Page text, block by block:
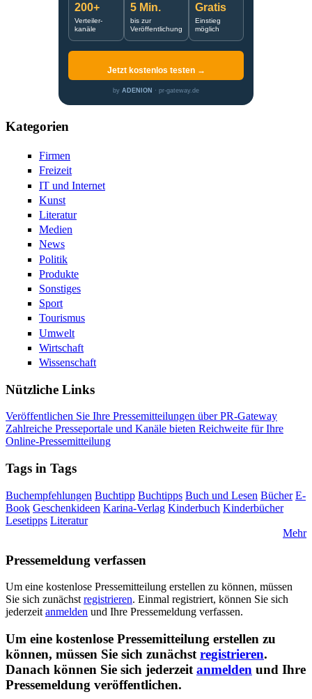
200+
Verteiler-
kanäle
5 Min.
bis zur
Veröffentlichung
Gratis
Einstieg
möglich
Jetzt kostenlos testen →
by ADENION · pr-gateway.de
Kategorien
Firmen
Freizeit
IT und Internet
Kunst
Literatur
Medien
News
Politik
Produkte
Sonstiges
Sport
Tourismus
Umwelt
Wirtschaft
Wissenschaft
Nützliche Links
Veröffentlichen Sie Ihre Pressemitteilungen über PR-Gateway
Zahlreiche Presseportale und Kanäle bieten Reichweite für Ihre
Online-Pressemitteilung
Tags in Tags
Buchempfehlungen Buchtipp Buchtipps Buch und Lesen Bücher E-
Book Geschenkideen Karina-Verlag Kinderbuch Kinderbücher
Lesetipps Literatur
Mehr
Pressemeldung verfassen
Um eine kostenlose Pressemitteilung erstellen zu können, müssen
Sie sich zunächst registrieren. Einmal registriert, können Sie sich
jederzeit anmelden und Ihre Pressemeldung verfassen.
Um eine kostenlose Pressemitteilung erstellen zu
können, müssen Sie sich zunächst registrieren.
Danach können Sie sich jederzeit anmelden und Ihre
Pressemeldung veröffentlichen.